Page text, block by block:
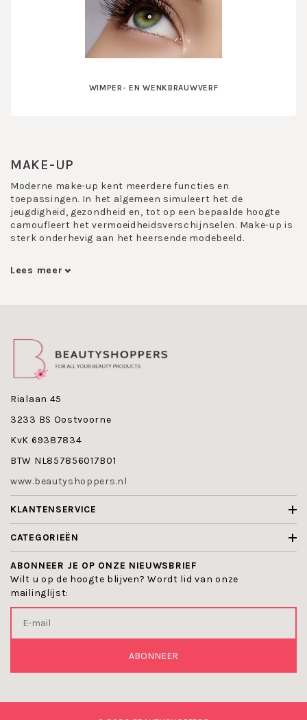
WIMPER- EN WENKBRAUWVERF
MAKE-UP
Moderne make-up kent meerdere functies en
toepassingen. In het algemeen simuleert het de
jeugdigheid, gezondheid en, tot op een bepaalde hoogte
camoufleert het vermoeidheidsverschijnselen. Make-up is
sterk onderhevig aan het heersende modebeeld.
Onder make-up vallen diverse uiteenlopende
make-up producten zoals:
houdbaarheid.
John van G Naturel Concealer
lichtreflecterende, luchtige camouflagestick met
huid egaliseert. In 2 tinten.
John van G Camouflage Potlood
rode vlekken te camoufleren. In 2 tinten.
huidoneffenheden, zoals littekens en rode vlekken.
In 3 tinten.
John van G Lipstick Seal- fixeert de lippenstift
zodat deze kiss/ en waterproof wordt en geen
John van G Eyebrow Gel
- brengt de wenkbrauwen in
Maskara, Excellent Volume Maskara Waterproof,
Day and Night Maskara, Intense Dark Maskara, Lash
Care Night Repair Maskara, Mineral Maskara.
John van G heeft ook vele Lipsticks, lip potloden,
eyebrow potloden, eyeliner, eye pencils, eye
shadows, gezichts poeders in het assortiment.
dat in zwart, zwart-bruin en bruin verkrijgbaar is en
bedoeld is om zelf de winpers en wenkbrauwen te
CNC Lip Volume- is een verfrissend licht en
Lees meer
Rialaan 45
3233 BS Oostvoorne
KvK 69387834
BTW NL857856017B01
www.beautyshoppers.nl
KLANTENSERVICE
CATEGORIEËN
ABONNEER JE OP ONZE NIEUWSBRIEF
Wilt u op de hoogte blijven? Wordt lid van onze
mailinglijst:
ABONNEER